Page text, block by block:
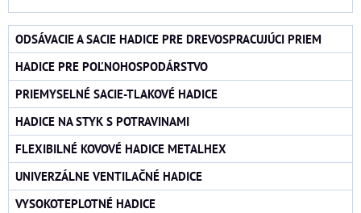
ODSÁVACIE A SACIE HADICE PRE DREVOSPRACUJÚCI PRIEM
HADICE PRE POĽNOHOSPODÁRSTVO
PRIEMYSELNÉ SACIE-TLAKOVÉ HADICE
HADICE NA STYK S POTRAVINAMI
FLEXIBILNÉ KOVOVÉ HADICE METALHEX
UNIVERZÁLNE VENTILAČNÉ HADICE
VYSOKOTEPLOTNÉ HADICE